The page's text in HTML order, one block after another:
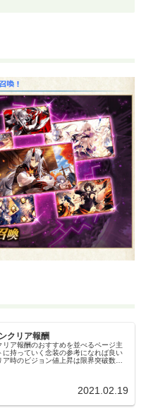
クリア報酬
リア報酬のおすすめを並べるページ主
に持っていく念装の参考になれば良い
時のビジョン値上昇は限界突破数に
2021.02.19